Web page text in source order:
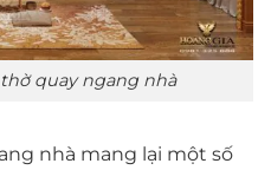
quay ngang nhà
nhà mang lại một số